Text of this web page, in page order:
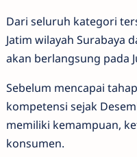
Dari seluruh kategori
Jatim wilayah Surabaya
akan berlangsung pada
Sebelum mencapai
kompetensi sejak
memiliki kemampuan,
konsumen.